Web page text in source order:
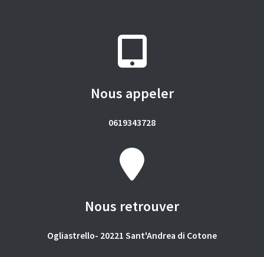
Nous appeler
0619343728
Nous retrouver
Ogliastrello- 20221 Sant'Andrea di Cotone